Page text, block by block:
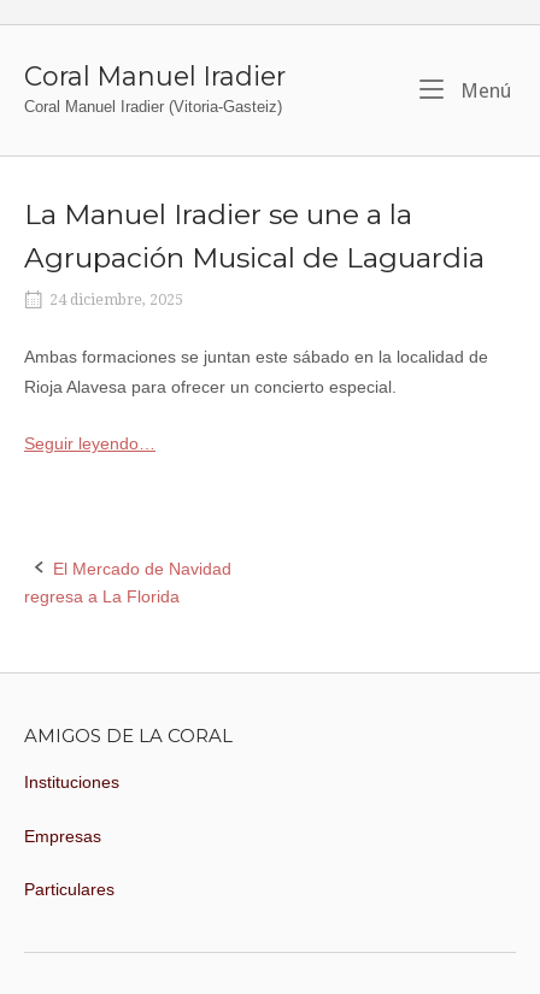
contenido
Coral Manuel Iradier
Coral Manuel Iradier (Vitoria-Gasteiz)
Menú
La Manuel Iradier se une a la
Agrupación Musical de Laguardia
24 diciembre, 2025
Ambas formaciones se juntan este sábado en la localidad de
Rioja Alavesa para ofrecer un concierto especial.
Seguir leyendo…
Navegación
la
entrada
El Mercado de Navidad
regresa a La Florida
AMIGOS DE LA CORAL
Instituciones
Empresas
Particulares